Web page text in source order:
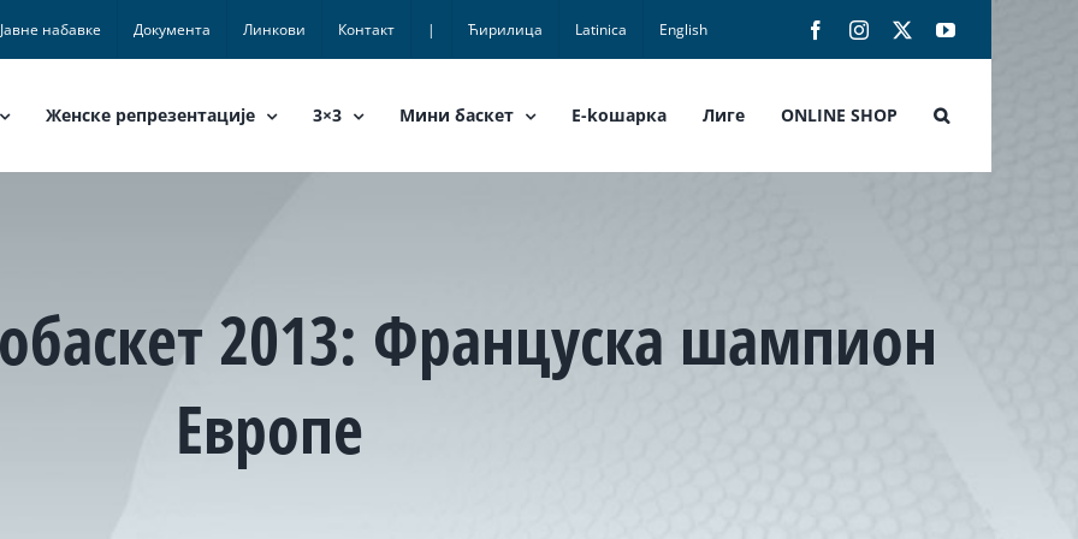
Јавне набавке Документа Линкови Контакт | Ћирилица Latinica English FacebookInstagram YouTube
Женске репрезентације 3×3 Мини баскет E-koшарка Лиге ONLINE SHOP
2013: Француска шампион
Европе